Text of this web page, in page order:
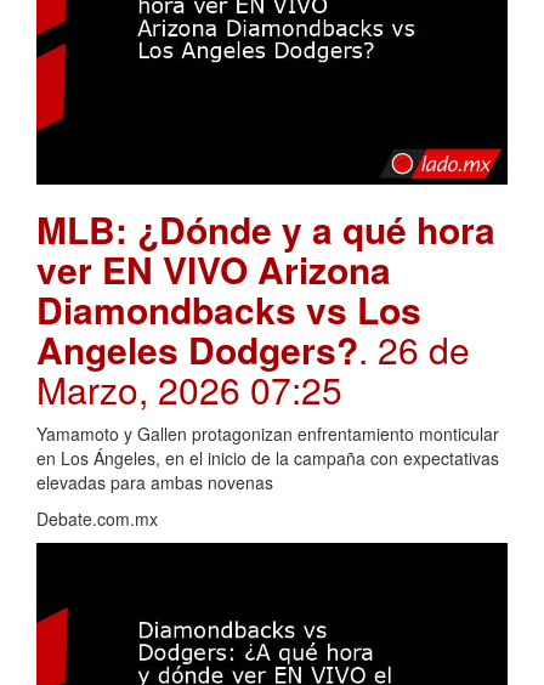
MLB: ¿Dónde y a qué hora
ver EN VIVO Arizona
Diamondbacks vs Los
Angeles Dodgers?. 26 de
Marzo, 2026 07:25
Yamamoto y Gallen protagonizan enfrentamiento monticular
en Los Ángeles, en el inicio de la campaña con expectativas
elevadas para ambas novenas
Debate.com.mx